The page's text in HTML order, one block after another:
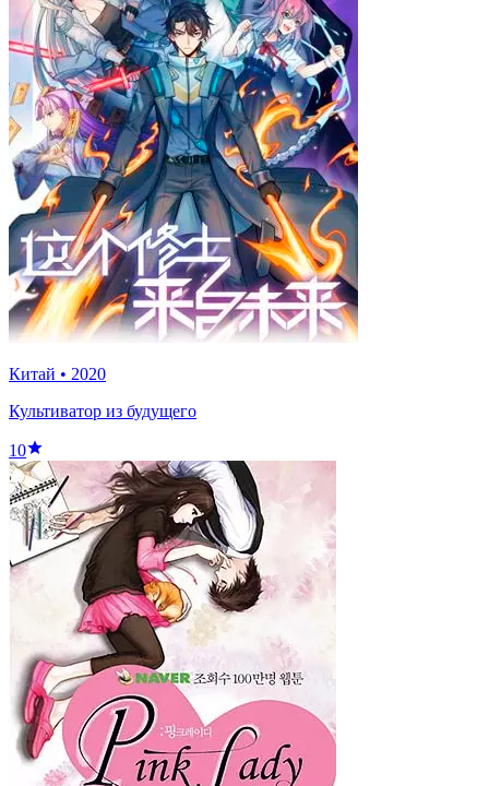
Китай • 2020
Культиватор из будущего
10